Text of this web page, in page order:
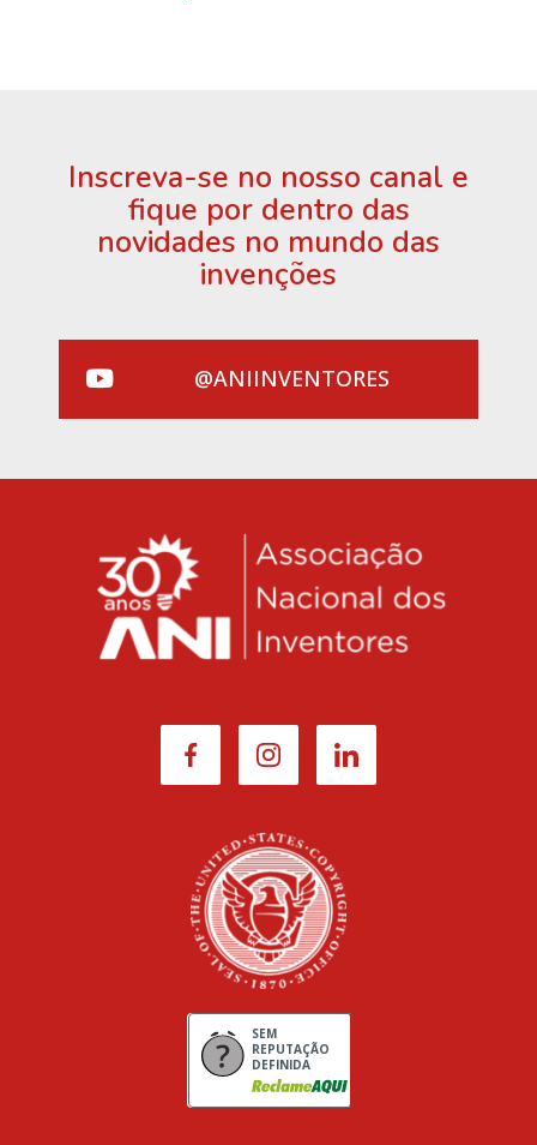
Inscreva-se no nosso canal e
fique por dentro das
novidades no mundo das
invenções
@ANIINVENTORES
SEM
REPUTAÇÃO
DEFINIDA